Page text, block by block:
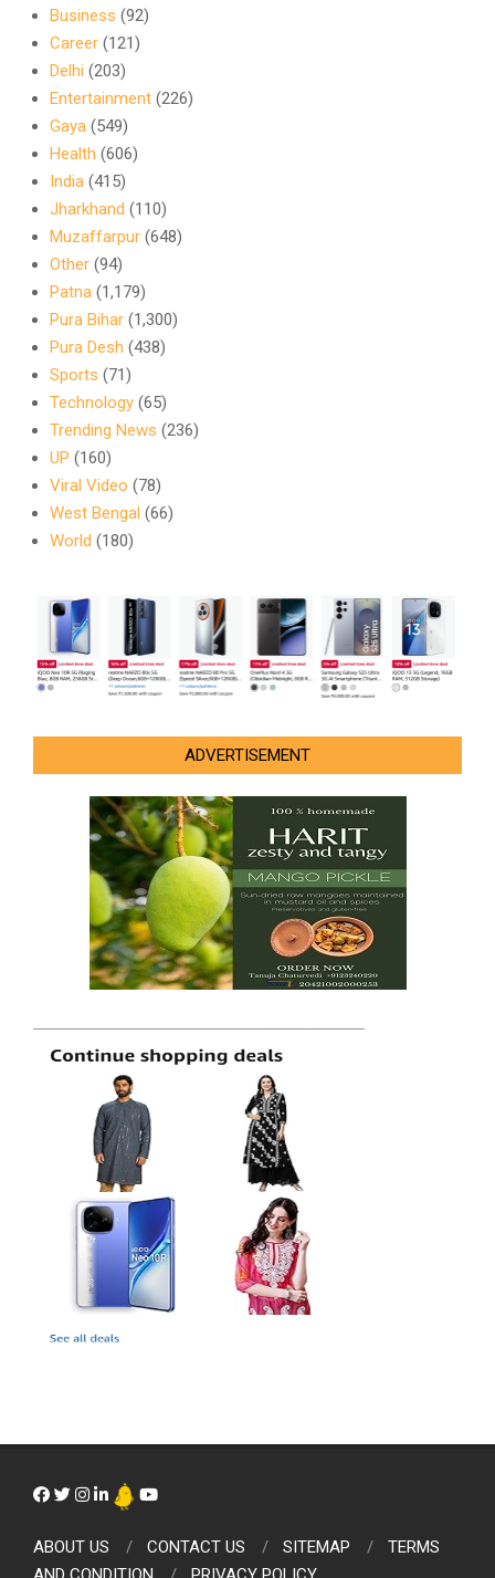
Business (92)
Career (121)
Delhi (203)
Entertainment (226)
Gaya (549)
Health (606)
India (415)
Jharkhand (110)
Muzaffarpur (648)
Other (94)
Patna (1,179)
Pura Bihar (1,300)
Pura Desh (438)
Sports (71)
Technology (65)
Trending News (236)
UP (160)
Viral Video (78)
West Bengal (66)
World (180)
ADVERTISEMENT
ABOUT US CONTACT US SITEMAP
TERMS